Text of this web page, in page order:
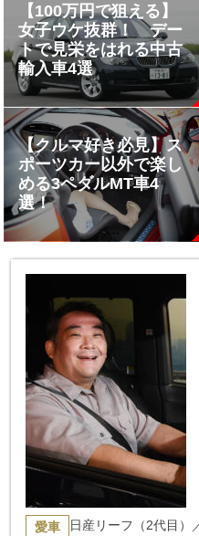
【100万円で狙える】
女子ウケ抜群！ デー
トで見栄をはれる中古
輸入車4選
【クルマ好き必見】ス
ポーツカー以外で楽し
める3ペダルMT車4
選！
愛車
日産リーフ（2代目）